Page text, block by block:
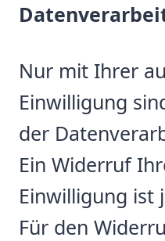
Nur mit Ihrer
Einwilligung
der
Ein Widerruf
Einwilligung ist
Für den